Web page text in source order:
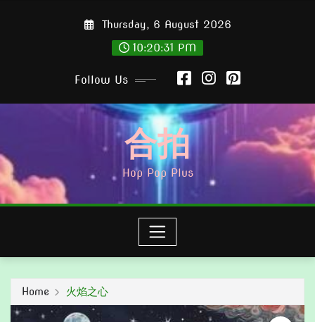
Thursday, 6 August 2026
10:20:32 PM
Follow Us
合拍
Hop Pop Plus
Home 火焰之心